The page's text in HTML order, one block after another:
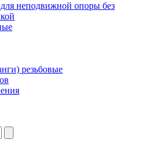
неподвижной опоры без
резьбовые